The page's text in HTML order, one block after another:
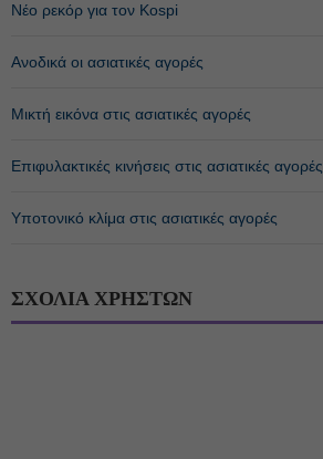
Νέο ρεκόρ για τον Kospi
Ανοδικά οι ασιατικές αγορές
Μικτή εικόνα στις ασιατικές αγορές
Επιφυλακτικές κινήσεις στις ασιατικές αγορές
Υποτονικό κλίμα στις ασιατικές αγορές
ΣΧΟΛΙΑ ΧΡΗΣΤΩΝ